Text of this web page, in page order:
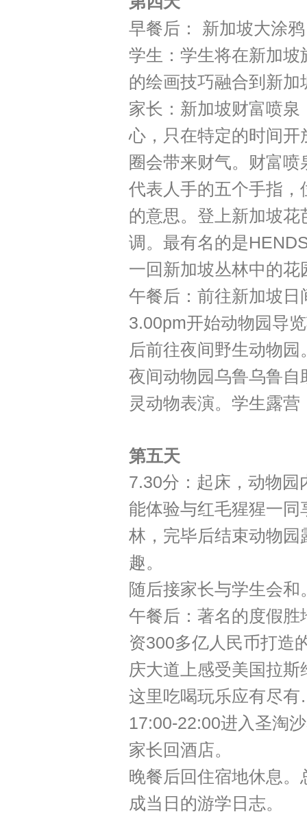
早餐后： 新加坡大涂鸦
学生：学生将在新加
的绘画技巧融合到新加
家长：新加坡财富喷
心，只在特定的时间
圈会带来财气。财富
代表人手的五个手指
的意思。登上新加坡
调。最有名的是
一回新加坡丛林中的
午餐后：前往新加坡
3.00pm开始动物园导
后前往夜间野生动物园
夜间动物园乌鲁乌鲁
灵动物表演。学生露
第五天
7.30分：起床，动物
能体验与红毛猩猩一
林，完毕后结束动物
趣。
随后接家长与学生会和
午餐后：著名的度假胜
资300多亿人民币打
庆大道上感受美国拉
这里吃喝玩乐应有尽
17:00-22:00进入圣淘
家长回酒店。
晚餐后回住宿地休息
成当日的游学日志。